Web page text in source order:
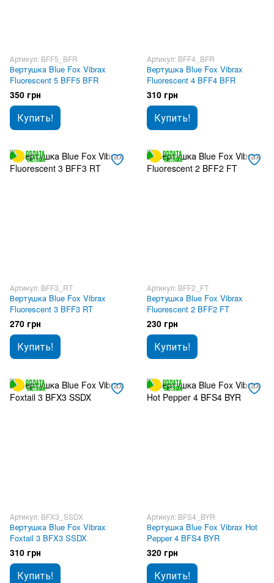
Артикул: BFF5_BFR
Вертушка Blue Fox Vibrax
Fluorescent 5 BFF5 BFR
350 грн
Купить!
Артикул: BFF4_BFR
Вертушка Blue Fox Vibrax
Fluorescent 4 BFF4 BFR
310 грн
Купить!
Артикул: BFF3_RT
Вертушка Blue Fox Vibrax
Fluorescent 3 BFF3 RT
270 грн
Купить!
Артикул: BFF2_FT
Вертушка Blue Fox Vibrax
Fluorescent 2 BFF2 FT
230 грн
Купить!
Артикул: BFX3_SSDX
Вертушка Blue Fox Vibrax
Foxtail 3 BFX3 SSDX
310 грн
Купить!
Артикул: BFS4_BYR
Вертушка Blue Fox Vibrax Hot
Pepper 4 BFS4 BYR
320 грн
Купить!